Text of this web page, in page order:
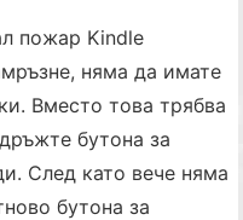
пожар Kindle
няма да имате
Вместо това трябва
бутона за
След като вече няма
бутона за